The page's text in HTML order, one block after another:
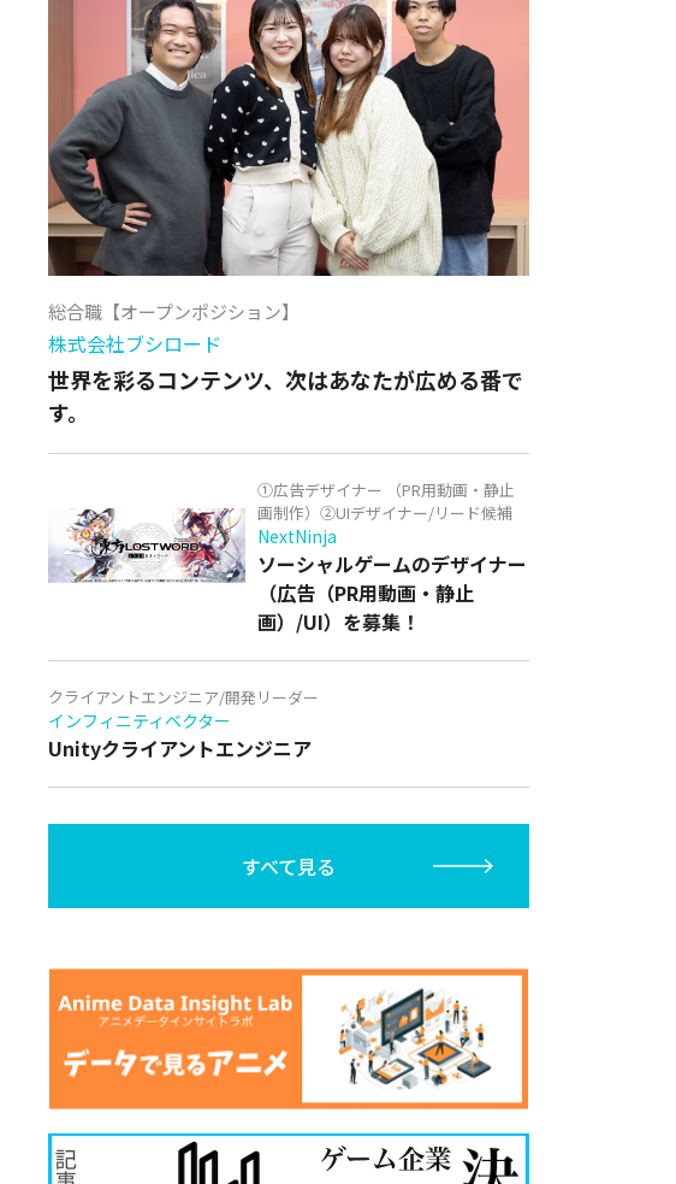
総合職【オープンポジション】
株式会社ブシロード
世界を彩るコンテンツ、次はあなたが広める番で
す。
①広告デザイナー （PR用動画・静止
画制作）②UIデザイナー/リード候補
NextNinja
ソーシャルゲームのデザイナー
（広告（PR用動画・静止
画）/UI）を募集！
クライアントエンジニア/開発リーダー
インフィニティベクター
Unityクライアントエンジニア
すべて見る